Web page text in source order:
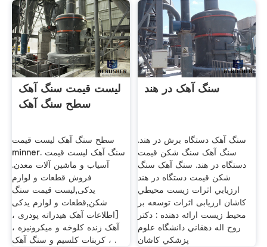
لیست قیمت سنگ آهک
سطح سنگ آهک
سطح سنگ آهک لیست قیمت
minner. سنگ آهک لیست قیمت
آسیاب و ماشین آلات معدن.
فروش قطعات و لوازم
یدکی,لیست قیمت سنگ
شکن,قطعات و لوازم یدکی
[اطلاعات آهک هیدراته پودری ،
آهک زنده کلوخه و میکرونیزه ،
کربنات کلسیم و سنگ آهک ، .
سنگ آهک در هند
سنگ آهک دستگاه برش در هند.
سنگ آهک سنگ شکن قیمت
دستگاه در هند. سنگ آهک سنگ
شکن قیمت دستگاه در هند
ارزيابي اثرات زيست محيطي
کاشان ارزیابی اثرات توسعه بر
محیط زیست ارائه دهنده : دكتر
روح اله دهقاني دانشگاه علوم
پزشكي كاشان